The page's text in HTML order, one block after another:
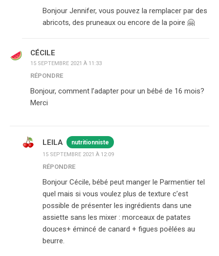
Bonjour Jennifer, vous pouvez la remplacer par des
abricots, des pruneaux ou encore de la poire 🤗
CÉCILE
15 SEPTEMBRE 2021 À 11:33
RÉPONDRE
Bonjour, comment l’adapter pour un bébé de 16 mois?
Merci
LEILA nutritionniste
15 SEPTEMBRE 2021 À 12:09
RÉPONDRE
Bonjour Cécile, bébé peut manger le Parmentier tel
quel mais si vous voulez plus de texture c’est
possible de présenter les ingrédients dans une
assiette sans les mixer : morceaux de patates
douces+ émincé de canard + figues poêlées au
beurre.